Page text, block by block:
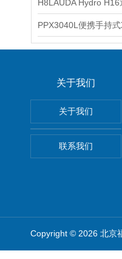
关于我们
关于我们
联系我们
Copyright © 2026 北京